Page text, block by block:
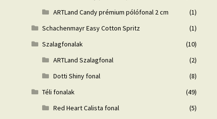
ARTLand Candy prémium pólófonal 2 cm
(1)
Schachenmayr Easy Cotton Spritz
(1)
Szalagfonalak
(10)
ARTLand Szalagfonal
(2)
Dotti Shiny fonal
(8)
Téli fonalak
(49)
Red Heart Calista fonal
(5)